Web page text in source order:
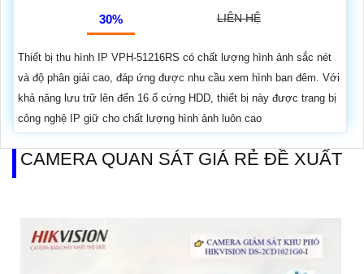
30% LIÊN HỆ
Thiết bị thu hình IP VPH-51216RS có chất lượng hình ảnh sắc nét
và độ phân giải cao, đáp ứng được nhu cầu xem hình ban đêm. Với
khả năng lưu trữ lên đến 16 ổ cứng HDD, thiết bị này được trang bị
công nghệ IP giữ cho chất lượng hình ảnh luôn cao
CAMERA QUAN SÁT GIÁ RẺ ĐỀ XUẤT